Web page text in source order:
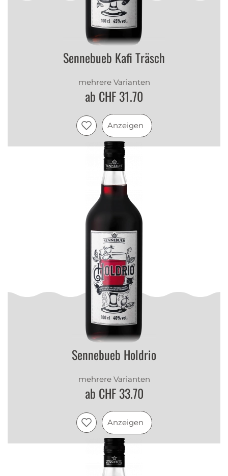
Sennebueb Kafi Träsch
mehrere Varianten
ab CHF 31.70
Anzeigen
Sennebueb Holdrio
mehrere Varianten
ab CHF 33.70
Anzeigen